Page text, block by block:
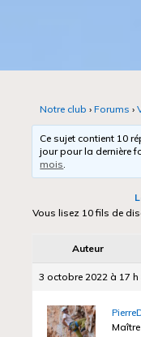
Notre club › Forums ›
Ce sujet contient 10
jour pour la dernière
mois.
Vous lisez 10 fils de
Auteur
3 octobre 2022 à 17 h